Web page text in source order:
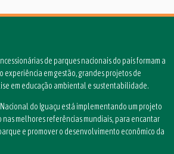
de parques nacionais do país formam a
experiência em gestão, grandes projetos de
em educação ambiental e sustentabilidade.
do Iguaçu está implementando um projeto
melhores referências mundiais, para encantar
e promover o desenvolvimento econômico da